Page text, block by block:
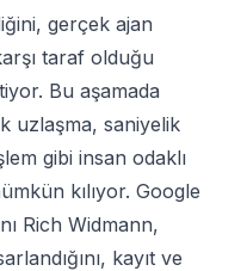
gerçek ajan
taraf olduğu
Bu aşamada
uzlaşma, saniyelik
gibi insan odaklı
kılıyor. Google
Rich Widmann,
kayıt ve